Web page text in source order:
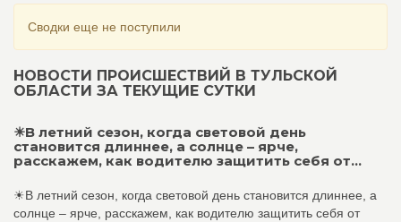
Сводки еще не поступили
НОВОСТИ ПРОИСШЕСТВИЙ В ТУЛЬСКОЙ
ОБЛАСТИ ЗА ТЕКУЩИЕ СУТКИ
☀В летний сезон, когда световой день
становится длиннее, а солнце – ярче,
расскажем, как водителю защитить себя от...
☀В летний сезон, когда световой день становится длиннее, а
солнце – ярче, расскажем, как водителю защитить себя от